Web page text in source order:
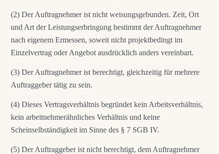
(2) Der Auftragnehmer ist nicht weisungsgebunden. Zeit, Ort
und Art der Leistungserbringung bestimmt der Auftragnehmer
nach eigenem Ermessen, soweit nicht projektbedingt im
Einzelvertrag oder Angebot ausdrücklich anders vereinbart.
(3) Der Auftragnehmer ist berechtigt, gleichzeitig für mehrere
Auftraggeber tätig zu sein.
(4) Dieses Vertragsverhältnis begründet kein Arbeitsverhältnis,
kein arbeitnehmerähnliches Verhältnis und keine
Scheinselbständigkeit im Sinne des § 7 SGB IV.
(5) Der Auftraggeber ist nicht berechtigt, dem Auftragnehmer